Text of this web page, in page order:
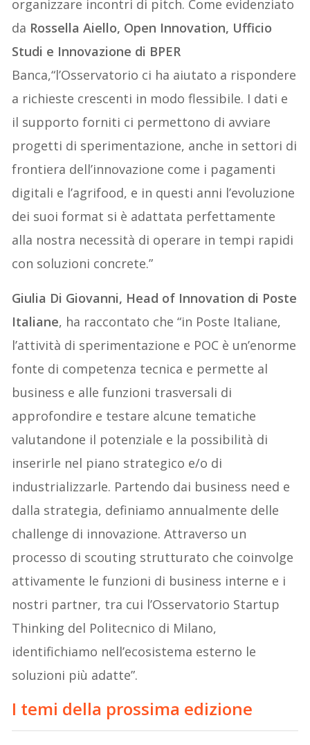
organizzare incontri di pitch. Come evidenziato
da Rossella Aiello, Open Innovation, Ufficio
Studi e Innovazione di BPER
Banca,“l’Osservatorio ci ha aiutato a rispondere
a richieste crescenti in modo flessibile. I dati e
il supporto forniti ci permettono di avviare
progetti di sperimentazione, anche in settori di
frontiera dell’innovazione come i pagamenti
digitali e l’agrifood, e in questi anni l’evoluzione
dei suoi format si è adattata perfettamente
alla nostra necessità di operare in tempi rapidi
con soluzioni concrete.”
Giulia Di Giovanni, Head of Innovation di Poste
Italiane, ha raccontato che “in Poste Italiane,
l’attività di sperimentazione e POC è un’enorme
fonte di competenza tecnica e permette al
business e alle funzioni trasversali di
approfondire e testare alcune tematiche
valutandone il potenziale e la possibilità di
inserirle nel piano strategico e/o di
industrializzarle. Partendo dai business need e
dalla strategia, definiamo annualmente delle
challenge di innovazione. Attraverso un
processo di scouting strutturato che coinvolge
attivamente le funzioni di business interne e i
nostri partner, tra cui l’Osservatorio Startup
Thinking del Politecnico di Milano,
identifichiamo nell’ecosistema esterno le
soluzioni più adatte”.
I temi della prossima edizione